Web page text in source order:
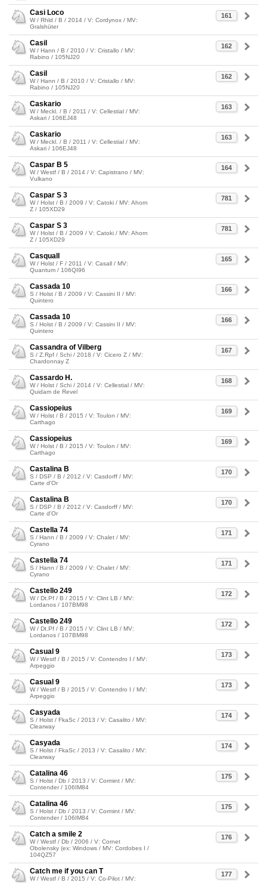
161
Casi Loco
W / Rhld / B / 2014 / V: Cordynox / MV:
Gralshüter
162
Casil
W / Hann / B / 2010 / V: Cristallo / MV:
Rabino / 105NJ20
162
Casil
W / Hann / B / 2010 / V: Cristallo / MV:
Rabino / 105NJ20
163
Caskario
W / Meckl. / B / 2011 / V: Cellestial / MV:
Askari / 106EJ48
163
Caskario
W / Meckl. / B / 2011 / V: Cellestial / MV:
Askari / 106EJ48
164
Caspar B 5
W / Westf / B / 2014 / V: Capistrano / MV:
Vulkano
781
Caspar S 3
W / Holst / B / 2009 / V: Catoki / MV: Ahorn
Z / 105XD29
781
Caspar S 3
W / Holst / B / 2009 / V: Catoki / MV: Ahorn
Z / 105XD29
165
Casquall
W / Holst / F / 2011 / V: Casall / MV:
Quantum / 106QI96
166
Cassada 10
S / Holst / B / 2009 / V: Cassini II / MV:
Quintero
166
Cassada 10
S / Holst / B / 2009 / V: Cassini II / MV:
Quintero
167
Cassandra of Vilberg
S / Z.Rpf / Schi / 2018 / V: Cicero Z / MV:
Chardonnay Z
168
Cassardo H.
W / Holst / Schi / 2014 / V: Cellestial / MV:
Quidam de Revel
169
Cassiopeius
W / Holst / B / 2015 / V: Toulon / MV:
Carthago
169
Cassiopeius
W / Holst / B / 2015 / V: Toulon / MV:
Carthago
170
Castalina B
S / DSP / B / 2012 / V: Casdorff / MV:
Carte d'Or
170
Castalina B
S / DSP / B / 2012 / V: Casdorff / MV:
Carte d'Or
171
Castella 74
S / Hann / B / 2009 / V: Chalet / MV:
Cyrano
171
Castella 74
S / Hann / B / 2009 / V: Chalet / MV:
Cyrano
172
Castello 249
W / Dt.Pf / B / 2015 / V: Clint LB / MV:
Lordanos / 107BM98
172
Castello 249
W / Dt.Pf / B / 2015 / V: Clint LB / MV:
Lordanos / 107BM98
173
Casual 9
W / Westf / B / 2015 / V: Contendro I / MV:
Arpeggio
173
Casual 9
W / Westf / B / 2015 / V: Contendro I / MV:
Arpeggio
174
Casyada
S / Holst / FkaSc / 2013 / V: Casalito / MV:
Clearway
174
Casyada
S / Holst / FkaSc / 2013 / V: Casalito / MV:
Clearway
175
Catalina 46
S / Holst / Db / 2013 / V: Cormint / MV:
Contender / 106IM84
175
Catalina 46
S / Holst / Db / 2013 / V: Cormint / MV:
Contender / 106IM84
176
Catch a smile 2
W / Westf / Db / 2006 / V: Cornet
Obolensky (ex: Windows / MV: Cordobes I /
104QZ57
177
Catch me if you can T
W / Westf / B / 2015 / V: Co-Pilot / MV: